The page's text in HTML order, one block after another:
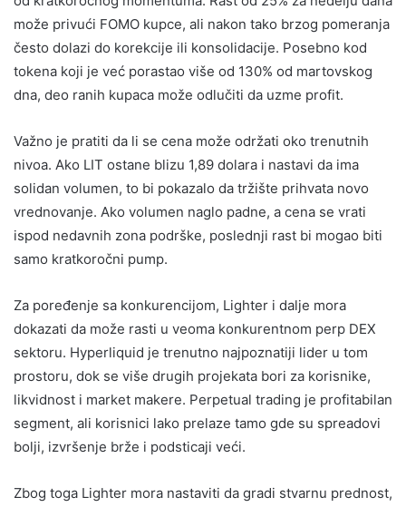
može privući FOMO kupce, ali nakon tako brzog pomeranja
često dolazi do korekcije ili konsolidacije. Posebno kod
tokena koji je već porastao više od 130% od martovskog
dna, deo ranih kupaca može odlučiti da uzme profit.
Važno je pratiti da li se cena može održati oko trenutnih
nivoa. Ako LIT ostane blizu 1,89 dolara i nastavi da ima
solidan volumen, to bi pokazalo da tržište prihvata novo
vrednovanje. Ako volumen naglo padne, a cena se vrati
ispod nedavnih zona podrške, poslednji rast bi mogao biti
samo kratkoročni pump.
Za poređenje sa konkurencijom, Lighter i dalje mora
dokazati da može rasti u veoma konkurentnom perp DEX
sektoru. Hyperliquid je trenutno najpoznatiji lider u tom
prostoru, dok se više drugih projekata bori za korisnike,
likvidnost i market makere. Perpetual trading je profitabilan
segment, ali korisnici lako prelaze tamo gde su spreadovi
bolji, izvršenje brže i podsticaji veći.
Zbog toga Lighter mora nastaviti da gradi stvarnu prednost,